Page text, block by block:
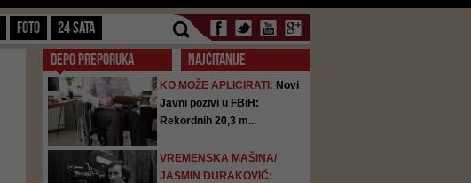
FOTO 24 SATA
DEPO PREPORUKA NAJČITANIJE
KO MOŽE APLICIRATI: Novi
Javni pozivi u FBiH:
Rekordnih 20,3 m...
VREMENSKA MAŠINA/
JASMIN DURAKOVIĆ: